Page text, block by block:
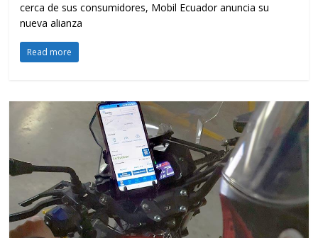
cerca de sus consumidores, Mobil Ecuador anuncia su
nueva alianza
Read more